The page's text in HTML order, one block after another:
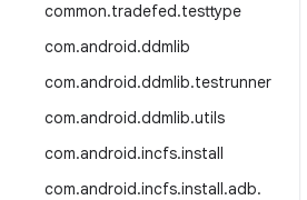
common.tradefed.testtype
com.android.ddmlib
com.android.ddmlib.testrunner
com.android.ddmlib.utils
com.android.incfs.install
com.android.incfs.install.adb.